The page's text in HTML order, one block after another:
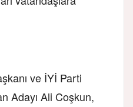
ve İYİ Parti
Adayı Ali Coşkun,